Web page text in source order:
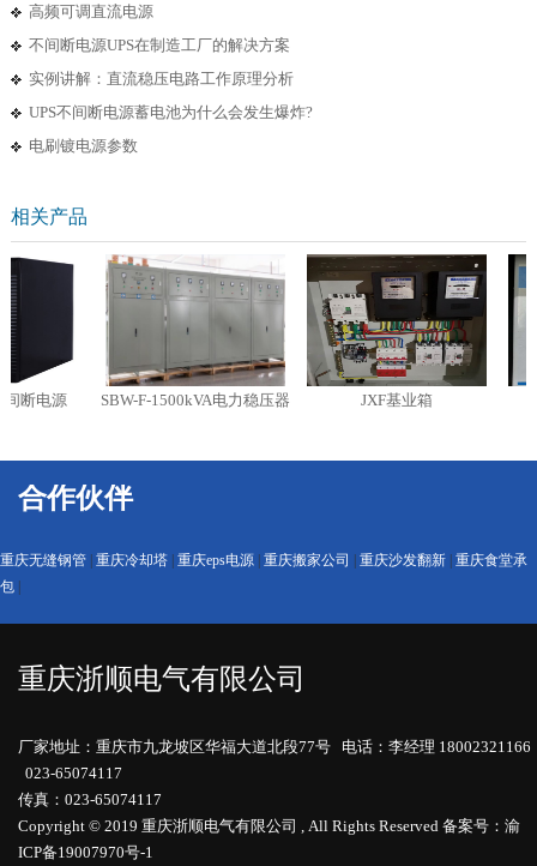
高频可调直流电源
不间断电源UPS在制造工厂的解决方案
实例讲解：直流稳压电路工作原理分析
UPS不间断电源蓄电池为什么会发生爆炸?
电刷镀电源参数
相关产品
电源 SBW-F-1500kVA电力稳压器 JXF基业箱
合作伙伴
重庆无缝钢管 重庆冷却塔 重庆eps电源 重庆搬家公司 重庆沙发翻新 重庆食堂承
包
重庆浙顺电气有限公司
厂家地址：重庆市九龙坡区华福大道北段77号 电话：李经理 18002321166
023-65074117
传真：023-65074117
Copyright © 2019 重庆浙顺电气有限公司 , All Rights Reserved 备案号：渝
ICP备19007970号-1